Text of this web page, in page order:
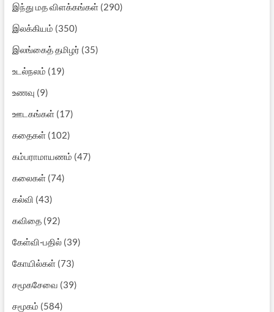
இந்து மத விளக்கங்கள்(290)
இலக்கியம் (350)
இலங்கைத் தமிழர் (35)
உடல்நலம் (19)
உணவு (9)
ஊடகங்கள்(17)
கதைகள்(102)
கம்பராமாயணம் (47)
கலைகள்(74)
கல்வி (43)
கவிதை(92)
கேள்வி-பதில்(39)
கோயில்கள்(73)
சமூகசேவை (39)
சமூகம் (584)